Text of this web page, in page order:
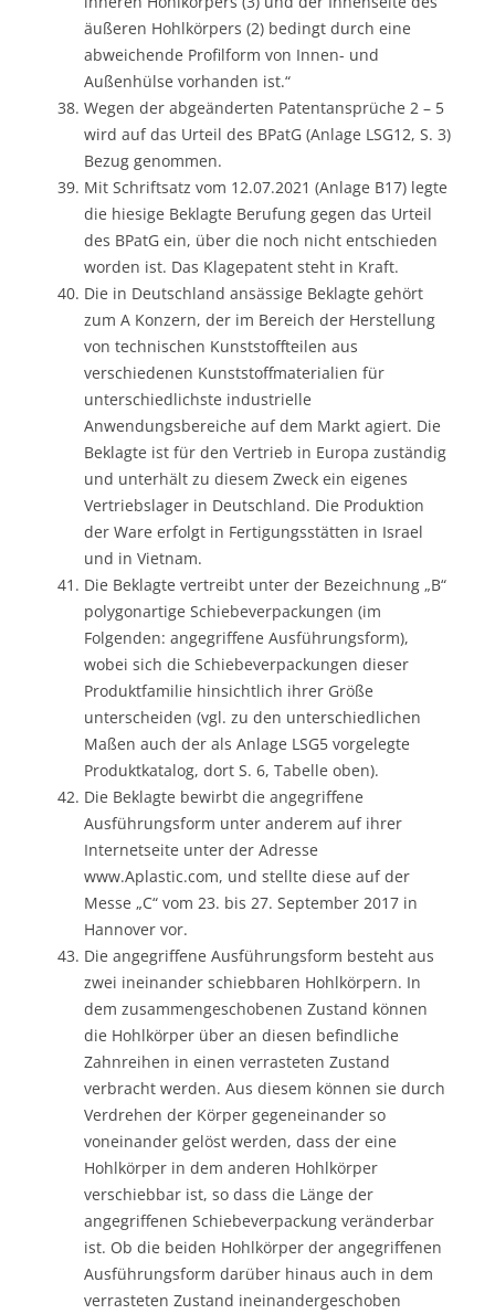
äußeren Hohlkörpers (2) bedingt durch eine
abweichende Profilform von Innen- und
Außenhülse vorhanden ist.“
Wegen der abgeänderten Patentansprüche 2 – 5
wird auf das Urteil des BPatG (Anlage LSG12, S. 3)
Bezug genommen.
Mit Schriftsatz vom 12.07.2021 (Anlage B17) legte
die hiesige Beklagte Berufung gegen das Urteil
des BPatG ein, über die noch nicht entschieden
worden ist. Das Klagepatent steht in Kraft.
Die in Deutschland ansässige Beklagte gehört
zum A Konzern, der im Bereich der Herstellung
von technischen Kunststoffteilen aus
verschiedenen Kunststoffmaterialien für
unterschiedlichste industrielle
Anwendungsbereiche auf dem Markt agiert. Die
Beklagte ist für den Vertrieb in Europa zuständig
und unterhält zu diesem Zweck ein eigenes
Vertriebslager in Deutschland. Die Produktion
der Ware erfolgt in Fertigungsstätten in Israel
und in Vietnam.
Die Beklagte vertreibt unter der Bezeichnung „B“
polygonartige Schiebeverpackungen (im
Folgenden: angegriffene Ausführungsform),
wobei sich die Schiebeverpackungen dieser
Produktfamilie hinsichtlich ihrer Größe
unterscheiden (vgl. zu den unterschiedlichen
Maßen auch der als Anlage LSG5 vorgelegte
Produktkatalog, dort S. 6, Tabelle oben).
Die Beklagte bewirbt die angegriffene
Ausführungsform unter anderem auf ihrer
Internetseite unter der Adresse
www.Aplastic.com, und stellte diese auf der
Messe „C“ vom 23. bis 27. September 2017 in
Hannover vor.
Die angegriffene Ausführungsform besteht aus
zwei ineinander schiebbaren Hohlkörpern. In
dem zusammengeschobenen Zustand können
die Hohlkörper über an diesen befindliche
Zahnreihen in einen verrasteten Zustand
verbracht werden. Aus diesem können sie durch
Verdrehen der Körper gegeneinander so
voneinander gelöst werden, dass der eine
Hohlkörper in dem anderen Hohlkörper
verschiebbar ist, so dass die Länge der
angegriffenen Schiebeverpackung veränderbar
ist. Ob die beiden Hohlkörper der angegriffenen
Ausführungsform darüber hinaus auch in dem
verrasteten Zustand ineinandergeschoben